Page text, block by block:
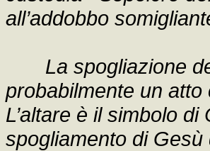
all’addobbo
La spogliazione
probabilmente un
L’altare è il simbolo
spogliamento di